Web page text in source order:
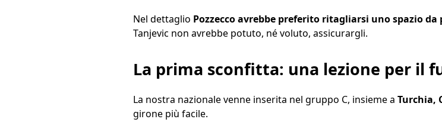
Nel dettaglio Pozzecco avrebbe preferito ritagliarsi uno spazio
Tanjevic non avrebbe potuto, né voluto, assicurargli.
La prima sconfitta: una lezione per il
La nostra nazionale venne inserita nel gruppo C, insieme a Turchia,
girone più facile.